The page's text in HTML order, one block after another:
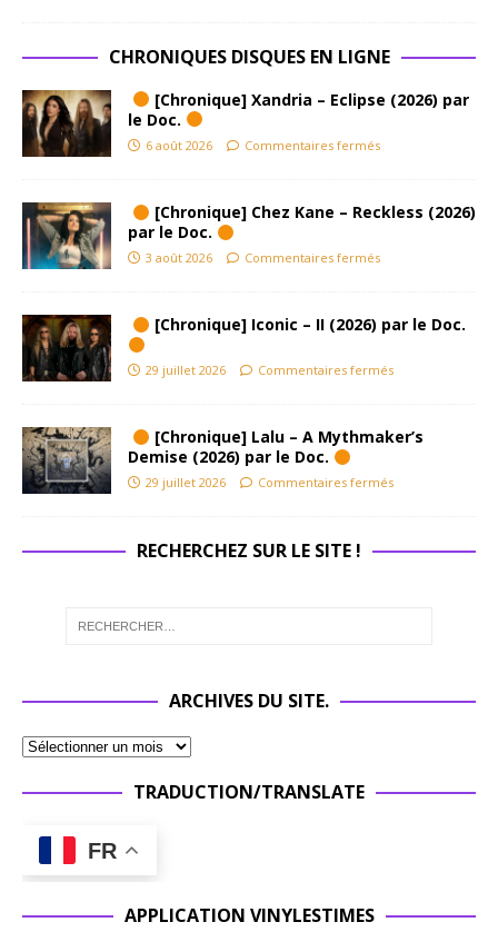
CHRONIQUES DISQUES EN LIGNE
[Chronique] Xandria – Eclipse (2026) par
le Doc.
6 août 2026 Commentaires fermés
[Chronique] Chez Kane – Reckless (2026)
par le Doc.
3 août 2026 Commentaires fermés
[Chronique] Iconic – II (2026) par le Doc.
29 juillet 2026 Commentaires fermés
[Chronique] Lalu – A Mythmaker’s
Demise (2026) par le Doc.
29 juillet 2026 Commentaires fermés
RECHERCHEZ SUR LE SITE !
ARCHIVES DU SITE.
TRADUCTION/TRANSLATE
FR
APPLICATION VINYLESTIMES